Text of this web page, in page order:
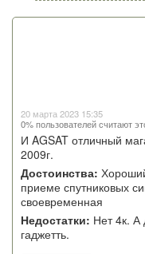
20 марта 2023 15:35
0% пользователей считают
И AGSAT отличный
2009г.
Достоинства:
приеме спутниковых
своевременная
Недостатки: Нет 4к. А
гаджетть.